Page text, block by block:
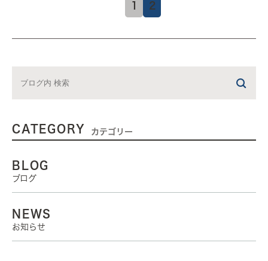
1 2
CATEGORY カテゴリー
BLOG
ブログ
NEWS
お知らせ